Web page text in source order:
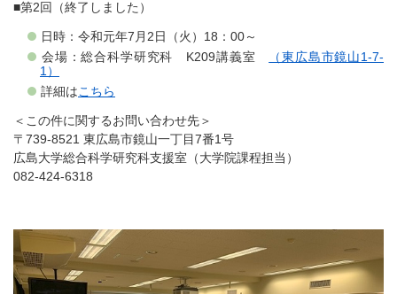
■第2回（終了しました）
日時：令和元年7月2日（火）18：00～
会場：総合科学研究科 K209講義室
（東広島市鏡山1-7-
1）
詳細はこちら
＜この件に関するお問い合わせ先＞
〒739-8521 東広島市鏡山一丁目7番1号
広島大学総合科学研究科支援室（大学院課程担当）
082-424-6318